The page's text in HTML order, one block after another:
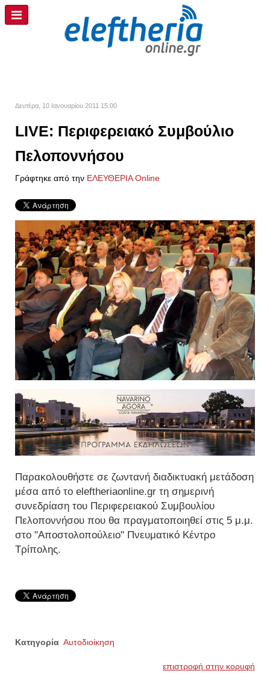
Δευτέρα, 10 Ιανουαρίου 2011 15:00
LIVE: Περιφερειακό Συμβούλιο
Πελοποννήσου
Γράφτηκε από την ΕΛΕΥΘΕΡΙΑ Online
Παρακολουθήστε σε ζωντανή διαδικτυακή μετάδοση
μέσα από το eleftheriaonline.gr τη σημερινή
συνεδρίαση του Περιφερειακού Συμβουλίου
Πελοποννήσου που θα πραγματοποιηθεί στις 5 μ.μ.
στο "Αποστολοπούλειο" Πνευματικό Κέντρο
Τρίπολης.
Κατηγορία Αυτοδιοίκηση
επιστροφή στην κορυφή